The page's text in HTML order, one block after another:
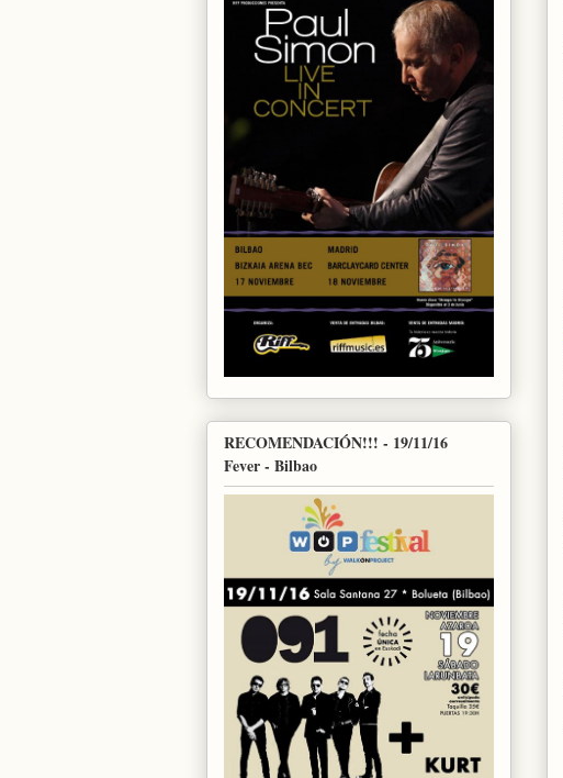
RECOMENDACIÓN!!! - 19/11/16
Fever - Bilbao